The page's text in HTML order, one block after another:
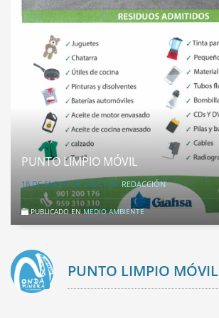
PUNTO LIMPIO MÓVIL
18 DE ENERO DE 2023 POR REDACCIÓN
PUBLICADO ENMEDIO AMBIENTE
PUNTO LIMPIO MÓVIL